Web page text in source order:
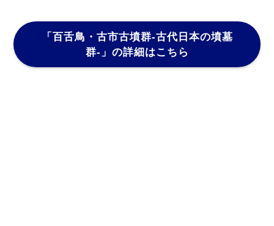
「百舌鳥・古市古墳群-古代日本の墳墓
群-」 の詳細はこちら